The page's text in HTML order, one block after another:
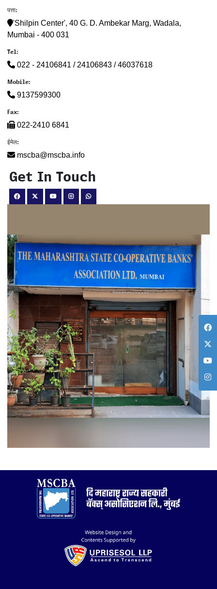
पत्ता:
'Shilpin Center', 40 G. D. Ambekar Marg, Wadala,
Mumbai - 400 031
Tel:
022 - 24106841 / 24106843 / 46037618
Mobile:
9137599300
Fax:
022-2410 6841
ईमेल:
mscba@mscba.info
Get In Touch